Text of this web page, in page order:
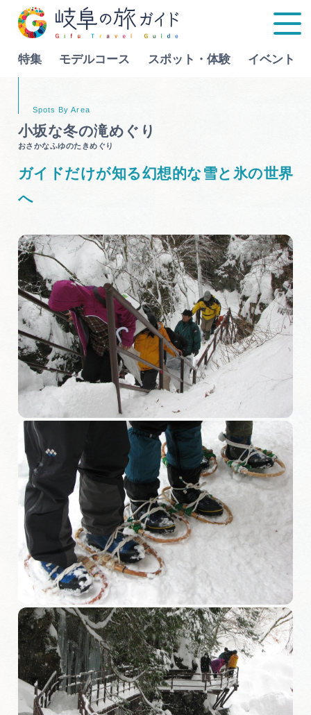
特集 モデルコース スポット・体験 イベント
スポット・体験
イベント
グルメ
旅の予約
アクセス
インフォメーション
ぎふ旅レポーター記事
早わかり岐阜
買い物・お土産
体験予約サイト「ＶＩＳＩＴ岐阜県」
岐阜県アウトドア観光キャンペーン
岐阜県まるごと観光エリアガイド
岐阜県観光データベース
Language
行きたいリストを見る
小坂な冬の滝めぐり
おさかなふゆのたきめぐり
ガイドだけが知る幻想的な雪と氷の世界
へ